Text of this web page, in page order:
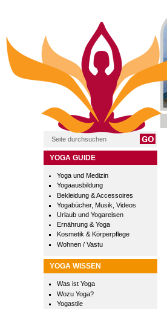
YOGA GUIDE
Yoga und Medizin
Yogaausbildung
Bekleidung & Accessoires
Yogabücher, Musik, Videos
Urlaub und Yogareisen
Ernährung & Yoga
Kosmetik & Körperpflege
Wohnen / Vastu
YOGA WISSEN
Was ist Yoga
Wozu Yoga?
Yogastile